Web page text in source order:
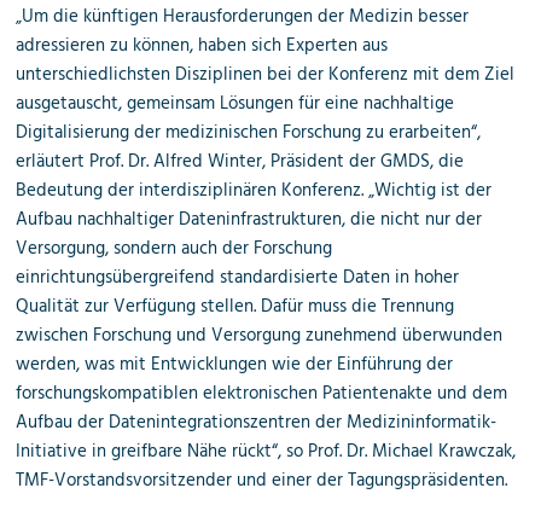
„Um die künftigen Herausforderungen der Medizin besser
adressieren zu können, haben sich Experten aus
unterschiedlichsten Disziplinen bei der Konferenz mit dem Ziel
ausgetauscht, gemeinsam Lösungen für eine nachhaltige
Digitalisierung der medizinischen Forschung zu erarbeiten“,
erläutert Prof. Dr. Alfred Winter, Präsident der GMDS, die
Bedeutung der interdisziplinären Konferenz. „Wichtig ist der
Aufbau nachhaltiger Dateninfrastrukturen, die nicht nur der
Versorgung, sondern auch der Forschung
einrichtungsübergreifend standardisierte Daten in hoher
Qualität zur Verfügung stellen. Dafür muss die Trennung
zwischen Forschung und Versorgung zunehmend überwunden
werden, was mit Entwicklungen wie der Einführung der
forschungskompatiblen elektronischen Patientenakte und dem
Aufbau der Datenintegrationszentren der Medizininformatik-
Initiative in greifbare Nähe rückt“, so Prof. Dr. Michael Krawczak,
TMF-Vorstandsvorsitzender und einer der Tagungspräsidenten.